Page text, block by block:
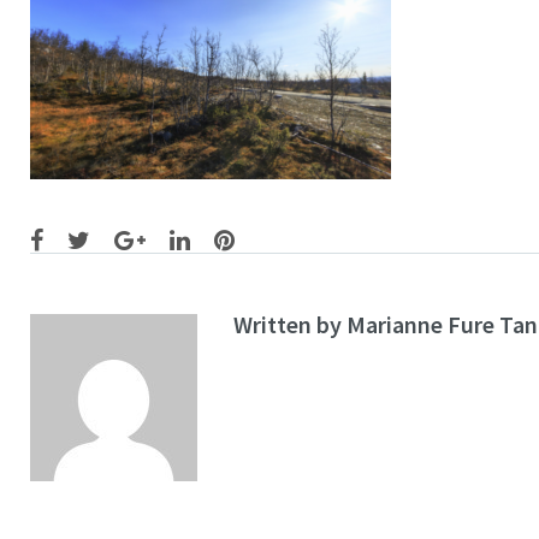
Facebook
TwitterGoogle+
LinkedInPinterest
Written by Marianne Fure